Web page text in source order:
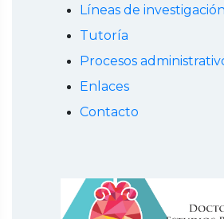
Líneas de investigación
Tutoría
Procesos
Enlaces
Contacto